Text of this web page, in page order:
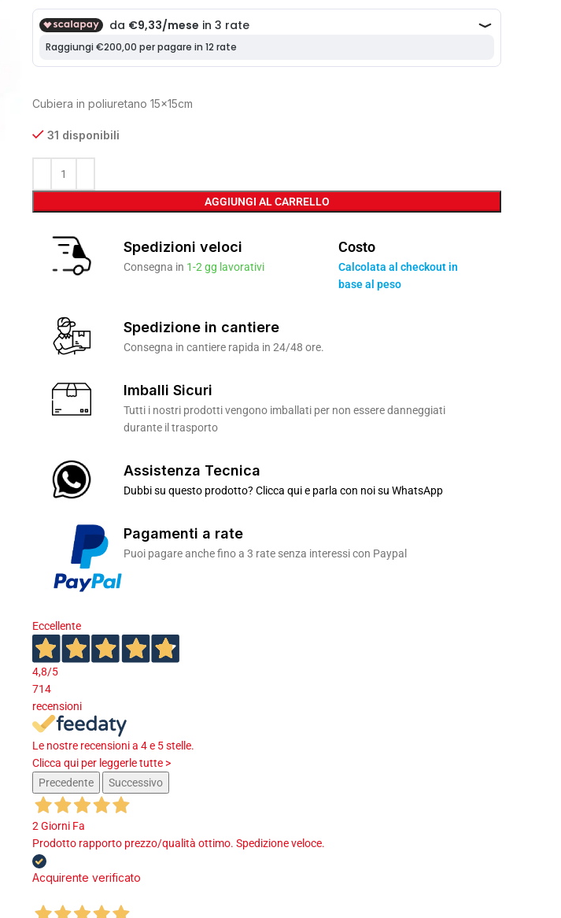
Cubiera in poliuretano 15x15cm
31 disponibili
AGGIUNGI AL CARRELLO
Spedizioni veloci
Consegna in 1-2 gg lavorativi
Costo
Calcolata al checkout in
base al peso
Spedizione in cantiere
Consegna in cantiere rapida in 24/48 ore.
Imballi Sicuri
Tutti i nostri prodotti vengono imballati per non essere danneggiati
durante il trasporto
Assistenza Tecnica
Dubbi su questo prodotto? Clicca qui e parla con noi su WhatsApp
Pagamenti a rate
Puoi pagare anche fino a 3 rate senza interessi con Paypal
Eccellente
4,8/5
714
recensioni
Le nostre recensioni a 4 e 5 stelle.
Clicca qui per leggerle tutte >
Precedente
Successivo
2 Giorni Fa
Prodotto rapporto prezzo/qualità ottimo. Spedizione veloce.
Acquirente verificato